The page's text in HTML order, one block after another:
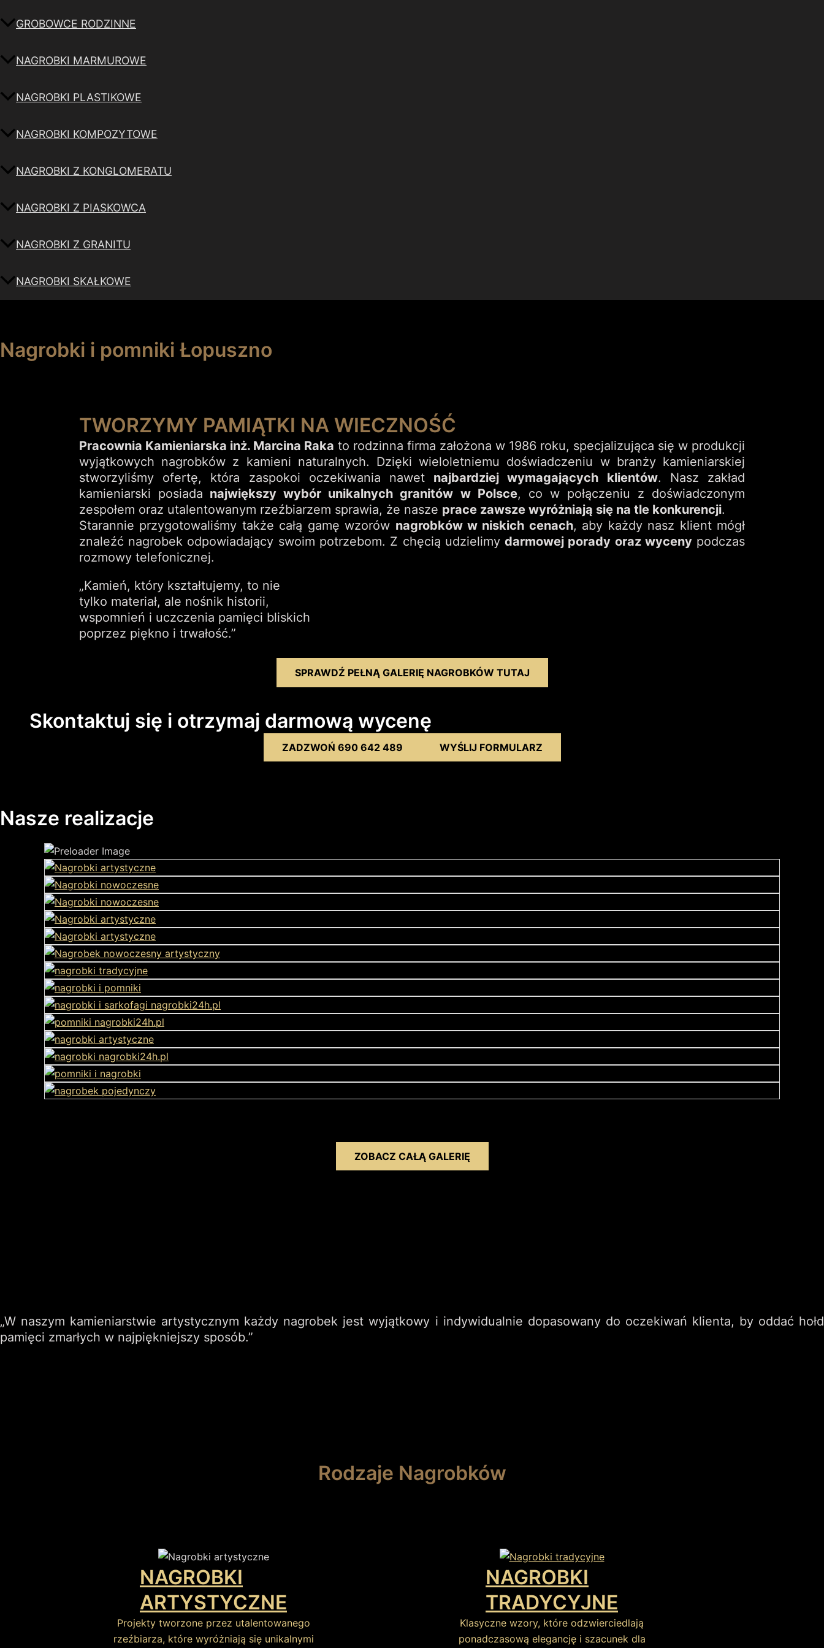
GROBOWCE RODZINNE
NAGROBKI MARMUROWE
NAGROBKI PLASTIKOWE
NAGROBKI KOMPOZYTOWE
NAGROBKI Z KONGLOMERATU
NAGROBKI Z PIASKOWCA
NAGROBKI Z GRANITU
NAGROBKI SKAŁKOWE
Nagrobki i pomniki Łopuszno
TWORZYMY PAMIĄTKI NA WIECZNOŚĆ
Pracownia Kamieniarska inż. Marcina Raka to rodzinna firma założona w 1986 roku, specjalizująca się w produkcji
wyjątkowych nagrobków z kamieni naturalnych. Dzięki wieloletniemu doświadczeniu w branży kamieniarskiej
stworzyliśmy ofertę, która zaspokoi oczekiwania nawet najbardziej wymagających klientów. Nasz zakład
kamieniarski posiada największy wybór unikalnych granitów w Polsce, co w połączeniu z doświadczonym
zespołem oraz utalentowanym rzeźbiarzem sprawia, że nasze prace zawsze wyróżniają się na tle konkurencji.
Starannie przygotowaliśmy także całą gamę wzorów nagrobków w niskich cenach, aby każdy nasz klient mógł
znaleźć nagrobek odpowiadający swoim potrzebom. Z chęcią udzielimydarmowej porady oraz wycenypodczas
rozmowy telefonicznej.
„Kamień, który kształtujemy, to nie
tylko materiał, ale nośnik historii,
wspomnień i uczczenia pamięci bliskich
poprzez piękno i trwałość.”
SPRAWDŹ PEŁNĄ GALERIĘ NAGROBKÓW TUTAJ
Skontaktuj się i otrzymaj darmową wycenę
ZADZWOŃ 690 642 489 WYŚLIJ FORMULARZ
Nasze realizacje
ZOBACZ CAŁĄ GALERIĘ
„W naszym kamieniarstwie artystycznym każdy nagrobek jest wyjątkowy i indywidualnie dopasowany do oczekiwań klienta, by oddać hołd
pamięci zmarłych w najpiękniejszy sposób.”
Rodzaje Nagrobków
NAGROBKI
ARTYSTYCZNE
Projekty tworzone przez utalentowanego
rzeźbiarza, które wyróżniają się unikalnymi
NAGROBKI
TRADYCYJNE
Klasyczne wzory, które odzwierciedlają
ponadczasową elegancję i szacunek dla